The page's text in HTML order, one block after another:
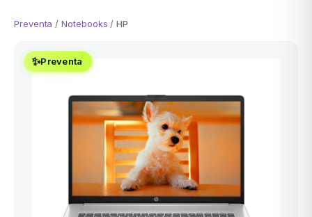
Preventa /Notebooks /HP
✨Preventa